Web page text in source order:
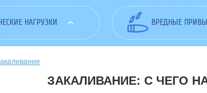
НАГРУЗКИ ВРЕДНЫЕ
ЗАКАЛИВАНИЕ: С ЧЕГО